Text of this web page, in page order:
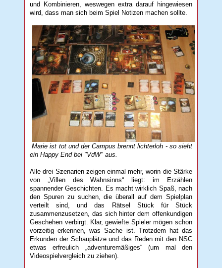
und Kombinieren, weswegen extra darauf hingewiesen
wird, dass man sich beim Spiel Notizen machen sollte.
Marie ist tot und der Campus brennt lichterloh - so sieht
ein Happy End bei "VdW" aus.
Alle drei Szenarien zeigen einmal mehr, worin die Stärke
von „Villen des Wahnsinns“ liegt: im Erzählen
spannender Geschichten. Es macht wirklich Spaß, nach
den Spuren zu suchen, die überall auf dem Spielplan
verteilt sind, und das Rätsel Stück für Stück
zusammenzusetzen, das sich hinter dem offenkundigen
Geschehen verbirgt. Klar, gewiefte Spieler mögen schon
vorzeitig erkennen, was Sache ist. Trotzdem hat das
Erkunden der Schauplätze und das Reden mit den NSC
etwas erfreulich „adventuremäßiges“ (um mal den
Videospielvergleich zu ziehen).